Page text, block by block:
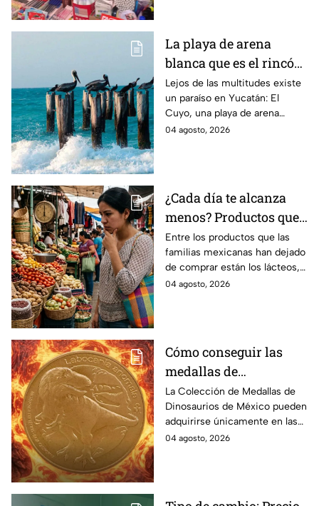
La playa de arena
blanca que es el rincón
escondido en la Costa
Esmeralda de Yucatán
y es ideal para las
vacaciones de verano
Lejos de las multitudes existe
un paraíso en Yucatán: El
Cuyo, una playa de arena
blanca en la Costa Esmeralda
04 agosto, 2026
¿Cada día te alcanza
menos? Productos que
la gente deja de
comprar para cubrir la
canasta básica en
México, según Anpec
Entre los productos que las
familias mexicanas han dejado
de comprar están los lácteos,
comida enlatada, pan de caja,
04 agosto, 2026
Cómo conseguir las
medallas de
Dinosaurios de México
La Colección de Medallas de
Dinosaurios de México pueden
adquirirse únicamente en las
tiendas físicas de la Casa de la
04 agosto, 2026